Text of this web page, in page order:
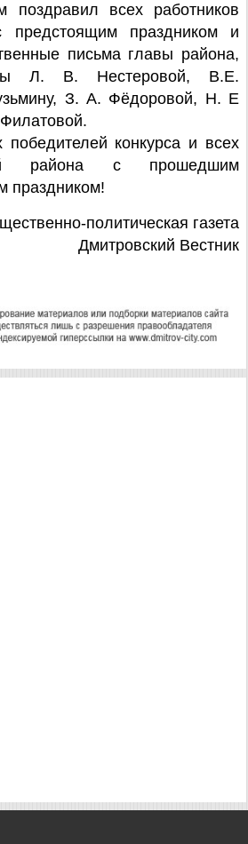
поздравил всех работников
праздником и
письма главы района,
Л. В. Нестеровой, В.Е.
З. А. Фёдоровой, Н. Е
конкурса и всех
района с прошедшим
праздником!
политическая газета
Дмитровский Вестник